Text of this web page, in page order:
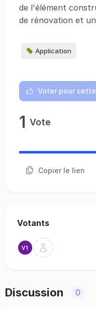
de l'élément
de rénovation et
Application
Voter pour
1 Vote
Copier le lien
Votants
Discussion 0